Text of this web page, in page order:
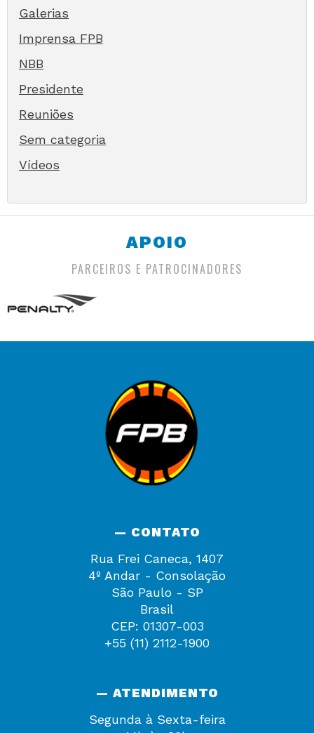
Galerias
Imprensa FPB
NBB
Presidente
Reuniões
Sem categoria
Vídeos
APOIO
PARCEIROS E PATROCINADORES
— CONTATO
Rua Frei Caneca, 1407
4º Andar - Consolação
São Paulo - SP
Brasil
CEP: 01307-003
+55 (11) 2112-1900
— ATENDIMENTO
Segunda à Sexta-feira